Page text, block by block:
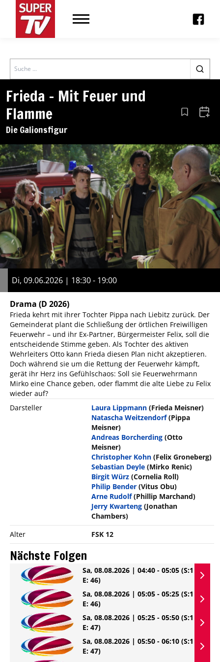
Search
Frieda – Mit Feuer und
Flamme
Die Galionsfigur
Aus den
Di, 09.06.2026 | 18:30 - 19:00
Drama (D 2026)
Frieda kehrt mit ihrer Tochter Pippa nach Liebitz zurück. Der
Gemeinderat plant die Schließung der örtlichen Freiwilligen
Feuerwehr – und ihr Ex-Partner, Bürgermeister Felix, soll die
entscheidende Stimme geben. Als Tochter des aktiven
Wehrleiters Otto kann Frieda diesen Plan nicht akzeptieren.
Doch während sie um die Rettung der Feuerwehr kämpft,
gerät ihr Herz ins Gefühlschaos: Soll sie Feuerwehrmann
Mirko eine Chance geben, oder flammt die alte Liebe zu Felix
wieder auf?
Darsteller
Laura Lippmann (Frieda Meisner)
Natascha Weitzendorf (Pippa
Meisner)
Andreas Borcherding (Otto
Meisner)
Christopher Kohn (Felix Groneberg)
Sebastian Deyle (Mirko Renic)
Birgit Würz (Cornelia Roll)
Philip Bender (Vitus Obu)
Arne Rudolf (Phillip Marchand)
Jerry Kwarteng (Jonathan
Chambers)
Alter
FSK 12
Nächste Folgen
Sa, 08.08.2026 | 04:40 - 05:05 (S:1
E: 46)
Sa, 08.08.2026 | 05:05 - 05:25 (S:1
E: 46)
Sa, 08.08.2026 | 05:25 - 05:50 (S:1
E: 47)
Sa, 08.08.2026 | 05:50 - 06:10 (S:1
E: 47)